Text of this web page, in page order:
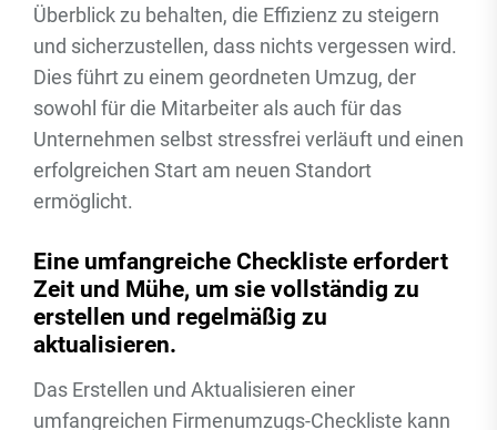
Überblick zu behalten, die Effizienz zu steigern
und sicherzustellen, dass nichts vergessen wird.
Dies führt zu einem geordneten Umzug, der
sowohl für die Mitarbeiter als auch für das
Unternehmen selbst stressfrei verläuft und einen
erfolgreichen Start am neuen Standort
ermöglicht.
Eine umfangreiche Checkliste erfordert
Zeit und Mühe, um sie vollständig zu
erstellen und regelmäßig zu
aktualisieren.
Das Erstellen und Aktualisieren einer
umfangreichen Firmenumzugs-Checkliste kann